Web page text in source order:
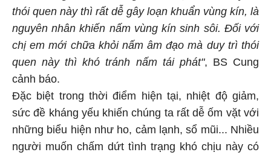
thói quen này thì rất dễ gây loạn khuẩn vùng kín, là
nguyên nhân khiến nấm vùng kín sinh sôi. Đối với
chị em mới chữa khỏi nấm âm đạo mà duy trì thói
quen này thì khó tránh nấm tái phát", BS Cung
cảnh báo.
Đặc biệt trong thời điểm hiện tại, nhiệt độ giảm,
sức đề kháng yếu khiến chúng ta rất dễ ốm vặt với
những biểu hiện như ho, cảm lạnh, sổ mũi... Nhiều
người muốn chấm dứt tình trạng khó chịu này có